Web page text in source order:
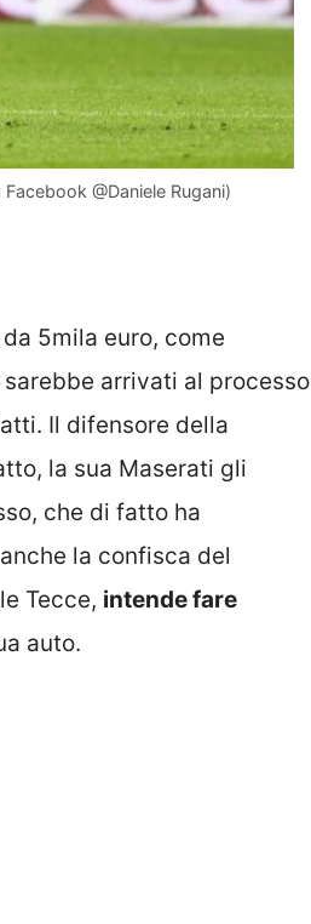
@Daniele Rugani)
5mila euro, come
arrivati al processo
Il difensore della
la sua Maserati gli
che di fatto ha
la confisca del
Tecce, intende fare
auto.